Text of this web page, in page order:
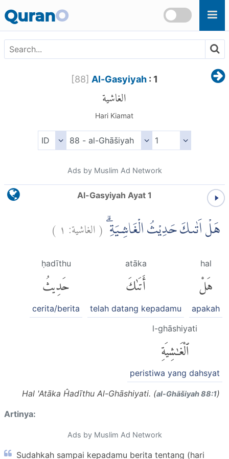
QuranO
[88] Al-Gasyiyah: 1
الغاشية
Hari Kiamat
Ads by Muslim Ad Network
Al-Gasyiyah Ayat 1
هَلْ اَتٰىكَ حَدِيْثُ الْغَاشِيَةِۗ (الغاشية: ١ )
hal
هَلْ
apakah
atāka
أَتَىٰكَ
telah datang kepadamu
ḥadīthu
حَدِيثُ
cerita/berita
l-ghāshiyati
ٱلْغَٰشِيَةِ
peristiwa yang dahsyat
Hal 'Atāka Ĥadīthu Al-Ghāshiyati. (al-Ghāšiyah 88:1)
Artinya:
Ads by Muslim Ad Network
Sudahkah sampai kepadamu berita tentang (hari